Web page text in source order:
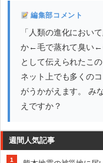
編集部コメント
「人類の進化におい
か←毛で蒸れて臭い←
として伝えられたこ
ネット上でも多くの
がうかがえます。 み
えですか？
週間人気記事
1